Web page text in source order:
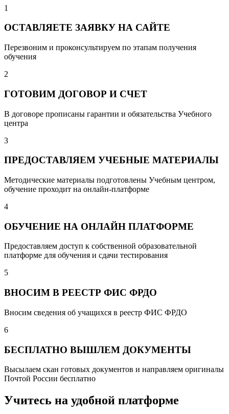
1
ОСТАВЛЯЕТЕ ЗАЯВКУ НА САЙТЕ
Перезвоним и проконсультируем по этапам получения
обучения
2
ГОТОВИМ ДОГОВОР И СЧЕТ
В договоре прописаны гарантии и обязательства Учебного
центра
3
ПРЕДОСТАВЛЯЕМ УЧЕБНЫЕ МАТЕРИАЛЫ
Методические материалы подготовлены Учебным центром,
обучение проходит на онлайн-платформе
4
ОБУЧЕНИЕ НА ОНЛАЙН ПЛАТФОРМЕ
Предоставляем доступ к собственной образовательной
платформе для обучения и сдачи тестирования
5
ВНОСИМ В РЕЕСТР ФИС ФРДО
Вносим сведения об учащихся в реестр ФИС ФРДО
6
БЕСПЛАТНО ВЫШЛЕМ ДОКУМЕНТЫ
Высылаем скан готовых документов и направляем оригиналы
Почтой России бесплатно
Учитесь на удобной платформе